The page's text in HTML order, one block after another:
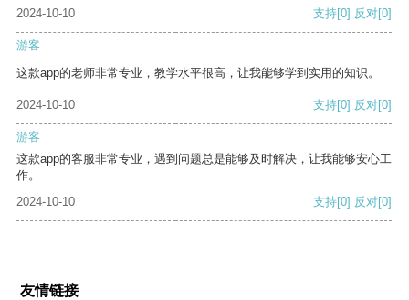
2024-10-10
支持[0] 反对[0]
游客
这款app的老师非常专业，教学水平很高，让我能够学到实用的知识。
2024-10-10 支持[0] 反对[0]
游客
这款app的客服非常专业，遇到问题总是能够及时解决，让我能够安心工
作。
2024-10-10
支持[0] 反对[0]
友情链接